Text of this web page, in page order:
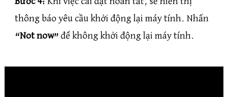
thông báo yêu cầu khởi động lại máy tính. Nhấn
“Not now”để không khởi động lại máy tính.